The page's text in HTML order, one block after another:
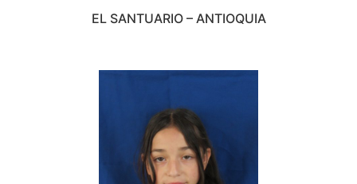
EL SANTUARIO – ANTIOQUIA